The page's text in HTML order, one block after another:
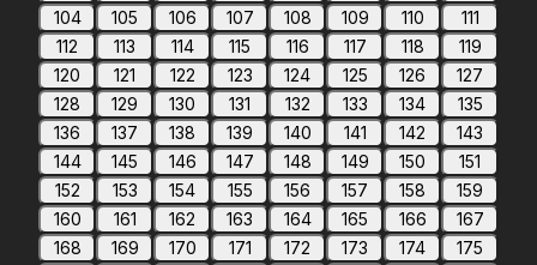
104
105 106 107 108 109 110
111
112
113 114 115 116 117 118
119
120
121 122 123 124 125 126
127
128
129 130 131 132 133 134
135
136
137 138 139 140 141 142
143
144
145 146 147 148 149 150
151
152
153 154 155 156 157 158
159
160
161 162 163 164 165 166
167
168
169 170 171 172 173 174
175